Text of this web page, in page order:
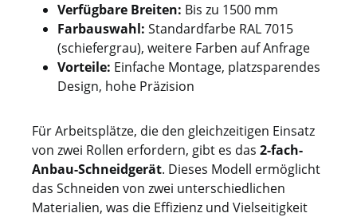
Verfügbare Breiten: Bis zu 1500 mm
Farbauswahl: Standardfarbe RAL 7015
(schiefergrau), weitere Farben auf Anfrage
Vorteile: Einfache Montage, platzsparendes
Design, hohe Präzision
Für Arbeitsplätze, die den gleichzeitigen Einsatz
von zwei Rollen erfordern, gibt es das 2-fach-
Anbau-Schneidgerät. Dieses Modell ermöglicht
das Schneiden von zwei unterschiedlichen
Materialien, was die Effizienz und Vielseitigkeit